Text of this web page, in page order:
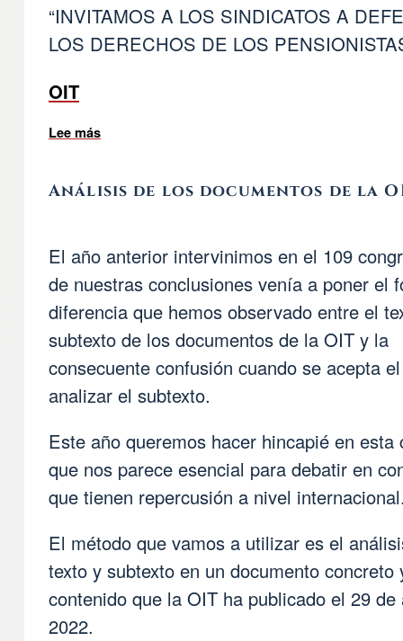
“INVITAMOS A LOS SINDICATOS A
LOS DERECHOS DE LOS
OIT
Lee más
Análisis de los documentos de la
El año anterior intervinimos en el 109
de nuestras conclusiones venía a poner el
diferencia que hemos observado entre el
subtexto de los documentos de la OIT y la
consecuente confusión cuando se acepta
analizar el subtexto.
Este año queremos hacer hincapié en esta
que nos parece esencial para debatir en
que tienen repercusión a nivel
El método que vamos a utilizar es el
texto y subtexto en un documento concreto
contenido que la OIT ha publicado el 29 de
2022.